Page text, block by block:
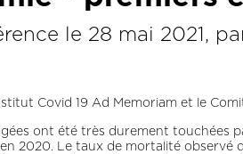
le 28 mai 2021,
Covid 19 Ad Memoriam et le
ont été très durement touchées
2020. Le taux de mortalité observé